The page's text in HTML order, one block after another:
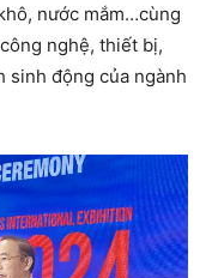
nước mắm…cùng
nghệ, thiết bị,
sinh động của ngành